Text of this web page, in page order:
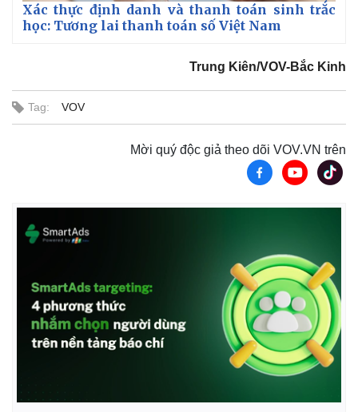
Xác thực định danh và thanh toán sinh trắc
học: Tương lai thanh toán số Việt Nam
Trung Kiên/VOV-Bắc Kinh
Tag: VOV
Mời quý độc giả theo dõi VOV.VN trên